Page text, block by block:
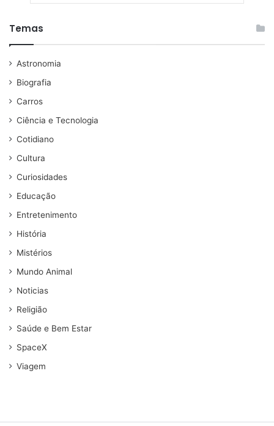
Temas
Astronomia
Biografia
Carros
Ciência e Tecnologia
Cotidiano
Cultura
Curiosidades
Educação
Entretenimento
História
Mistérios
Mundo Animal
Noticias
Religião
Saúde e Bem Estar
SpaceX
Viagem